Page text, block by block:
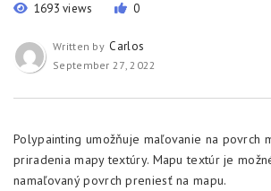
1693 views 0
Written by Carlos
September 27, 2022
Polypainting umožňuje maľovanie na povrch
priradenia mapy textúry. Mapu textúr je
namaľovaný povrch preniesť na mapu.